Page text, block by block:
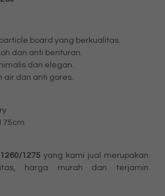
board yang berkualitas.
dan anti benturan.
dan elegan.
air dan anti gores.
75cm
1275 yang kami jual merupakan
harga murah dan terjamin